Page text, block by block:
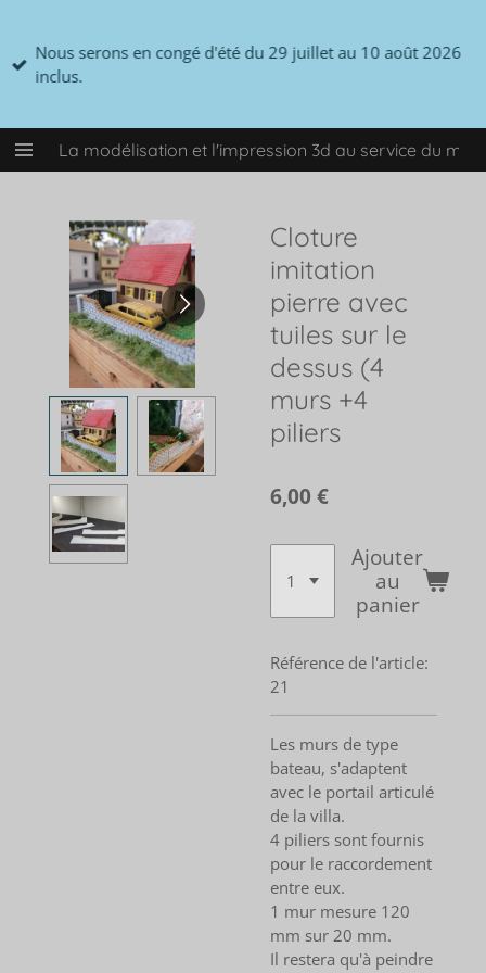
contenu
La modélisation et l'impression 3d au service du
Nous serons en congé d'été du 29 juillet au 10 août 2026
inclus.
Cloture
imitation
pierre avec
tuiles sur le
dessus (4
murs +4
piliers
6,00 €
Ajouter
au
panier
Référence de l'article:
21
Les murs de type
bateau, s'adaptent
avec le portail articulé
de la villa.
4 piliers sont fournis
pour le raccordement
entre eux.
1 mur mesure 120
mm sur 20 mm.
Il restera qu'à peindre